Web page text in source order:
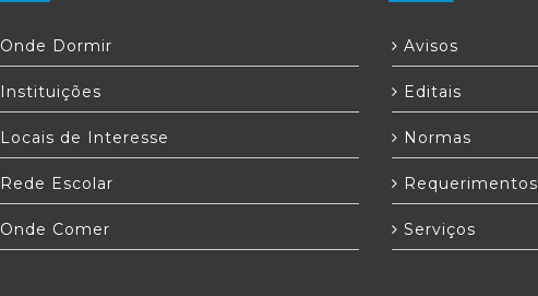
Onde Dormir
Instituições
Locais de Interesse
Rede Escolar
Onde Comer
Avisos
Editais
Normas
Requerimentos
Serviços